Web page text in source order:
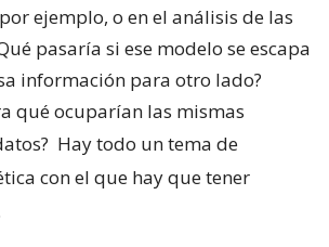
ejemplo, o en el análisis de las
pasaría si ese modelo se escapa
información para otro lado?
qué ocuparían las mismas
Hay todo un tema de
con el que hay que tener